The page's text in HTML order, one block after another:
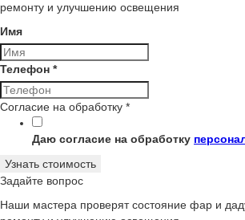
ремонту и улучшению освещения
Имя
Телефон *
Согласие на обработку *
Даю согласие на обработку
Узнать стоимость
Задайте вопрос
Наши мастера проверят состояние фар и